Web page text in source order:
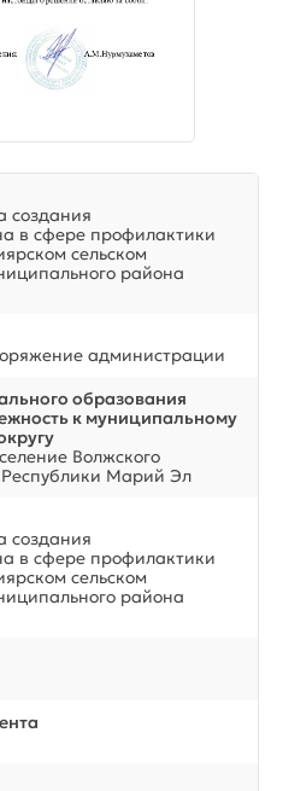
создания
в сфере профилактики
сельском
района
администрации
образования
к муниципальному
Волжского
Марий Эл
создания
в сфере профилактики
сельском
района